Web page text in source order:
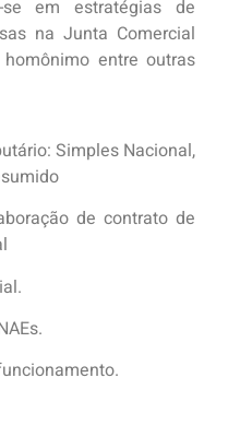
se em estratégias de
na Junta Comercial
entre outras
Simples Nacional,
de contrato de